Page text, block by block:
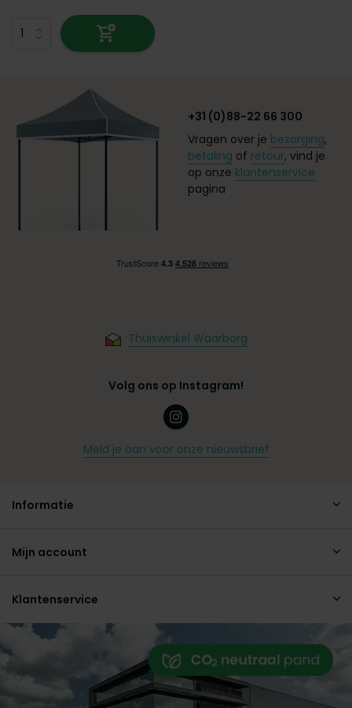
+31 (0)88-22 66 300
Vragen over je bezorging,
betaling of retour, vind je
op onze klantenservice
pagina
Thuiswinkel Waarborg
Volg ons op Instagram!
Meld je aan voor onze nieuwsbrief
Informatie
Mijn account
Klantenservice